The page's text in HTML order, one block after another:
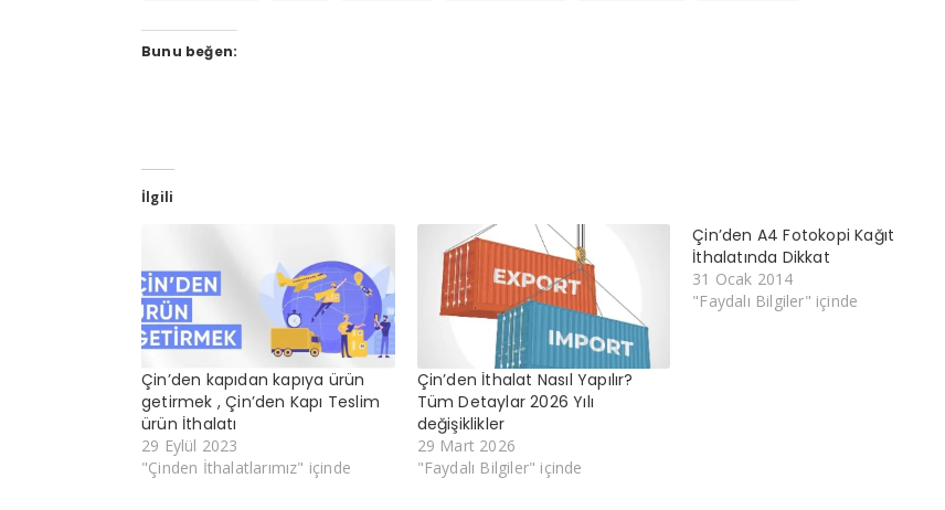
Bunu beğen:
İlgili
Çin’den kapıdan kapıya ürün
getirmek , Çin’den Kapı Teslim
ürün İthalatı
29 Eylül 2023
"Çinden İthalatlarımız" içinde
Çin’den İthalat Nasıl Yapılır?
Tüm Detaylar 2026 Yılı
değişiklikler
29 Mart 2026
"Faydalı Bilgiler" içinde
Çin’den A4 Fotokopi Kağıt
İthalatında Dikkat
31 Ocak 2014
"Faydalı Bilgiler" içinde